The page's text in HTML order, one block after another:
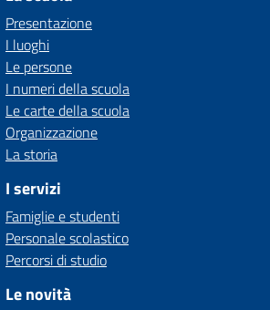
Presentazione
I luoghi
Le persone
I numeri della scuola
Le carte della scuola
Organizzazione
La storia
I servizi
Famiglie e studenti
Personale scolastico
Percorsi di studio
Le novità